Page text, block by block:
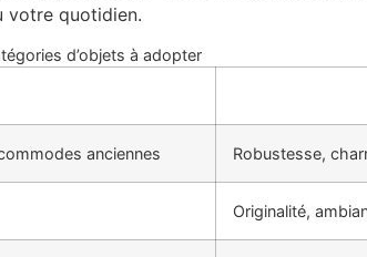
votre quotidien.
d’objets à adopter
anciennes Robustesse,
Originalité,